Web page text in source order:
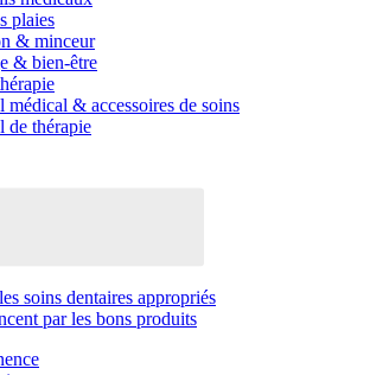
plaies
& minceur
& bien-être
médical & accessoires de soins
de thérapie
soins dentaires appropriés
par les bons produits